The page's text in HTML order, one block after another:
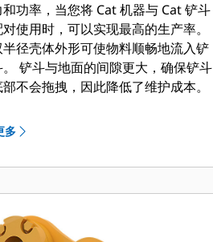
和功率，当您将 Cat 机器与 Cat 铲斗
使用时，可以实现最高的生产率。
半径壳体外形可使物料顺畅地流入铲
。 铲斗与地面的间隙更大，确保铲斗
部不会拖拽，因此降低了维护成本。
快速铲挖物料，提高了机器的整体
在更短的时间内装载更多的物料。 对
多